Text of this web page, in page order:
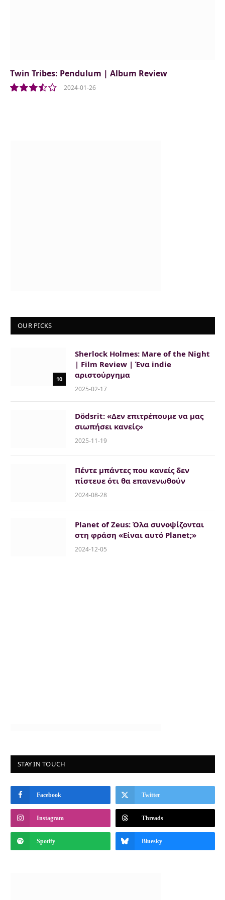
Twin Tribes: Pendulum | Album Review
2024-01-26
OUR PICKS
10
Sherlock Holmes: Mare of the Night
| Film Review | Ένα indie
αριστούργημα
2025-02-17
Dödsrit: «Δεν επιτρέπουμε να μας
σιωπήσει κανείς»
2025-11-19
Πέντε μπάντες που κανείς δεν
πίστευε ότι θα επανενωθούν
2024-08-28
Planet of Zeus: Όλα συνοψίζονται
στη φράση «Είναι αυτό Planet;»
2024-12-05
STAY IN TOUCH
Facebook Twitter
Instagram Threads
Spotify Bluesky